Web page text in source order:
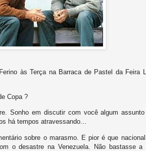
às Terça na Barraca de Pastel da Feira
Copa ?
Sonho em discutir com você algum assunto
há tempos atravessando...
sobre o marasmo. E pior é que
o desastre na Venezuela. Não bastasse a